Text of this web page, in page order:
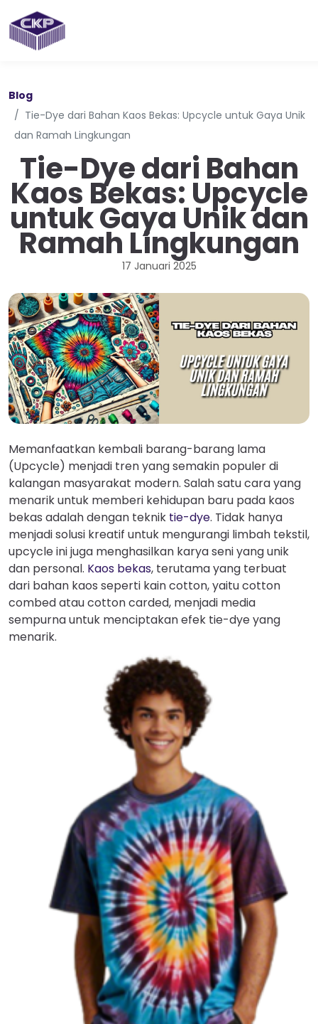
Blog
Tie-Dye dari Bahan Kaos Bekas: Upcycle untuk Gaya Unik
dan Ramah Lingkungan
Tie-Dye dari Bahan
Kaos Bekas: Upcycle
untuk Gaya Unik dan
Ramah Lingkungan
17 Januari 2025
Memanfaatkan kembali barang-barang lama
(Upcycle) menjadi tren yang semakin populer di
kalangan masyarakat modern. Salah satu cara yang
menarik untuk memberi kehidupan baru pada kaos
bekas adalah dengan teknik tie-dye. Tidak hanya
menjadi solusi kreatif untuk mengurangi limbah tekstil,
upcycle ini juga menghasilkan karya seni yang unik
dan personal. Kaos bekas, terutama yang terbuat
dari bahan kaos seperti kain cotton, yaitu cotton
combed atau cotton carded, menjadi media
sempurna untuk menciptakan efek tie-dye yang
menarik.